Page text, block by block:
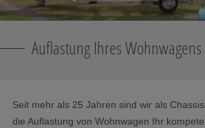
Auflastung Ihres Wohnwagens
Seit mehr als 25 Jahren sind wir als
die Auflastung von Wohnwagen Ihr